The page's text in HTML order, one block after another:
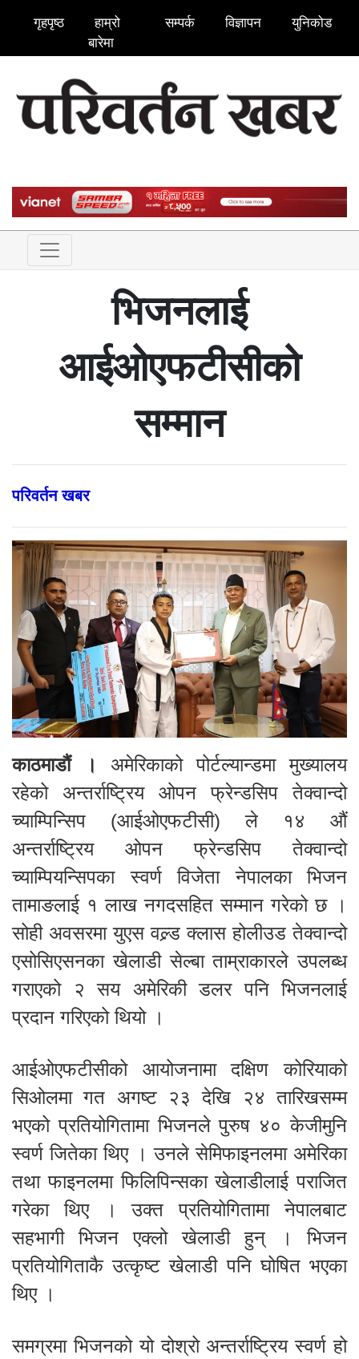
गृहपृष्ठ
हाम्रो
बारेमा
सम्पर्क विज्ञापन युनिकोड
भिजनलाई
आईओएफटीसीको
सम्मान
परिवर्तन खबर
काठमाडौं ।
अमेरिकाको पोर्टल्यान्डमा मुख्यालय
रहेको अन्तर्राष्ट्रिय ओपन फ्रेन्डसिप तेक्वान्दो
च्याम्पिन्सिप (आईओएफटीसी) ले १४ औं
अन्तर्राष्ट्रिय ओपन फ्रेन्डसिप तेक्वान्दो
च्याम्पियन्सिपका स्वर्ण विजेता नेपालका भिजन
तामाङलाई १ लाख नगदसहित सम्मान गरेको छ ।
सोही अवसरमा युएस वल्र्ड क्लास होलीउड तेक्वान्दो
एसोसिएसनका खेलाडी सेल्बा ताम्राकारले उपलब्ध
गराएको २ सय अमेरिकी डलर पनि भिजनलाई
प्रदान गरिएको थियो ।
आईओएफटीसीको आयोजनामा दक्षिण कोरियाको
सिओलमा गत अगष्ट २३ देखि २४ तारिखसम्म
भएको प्रतियोगितामा भिजनले पुरुष ४० केजीमुनि
स्वर्ण जितेका थिए । उनले सेमिफाइनलमा अमेरिका
तथा फाइनलमा फिलिपिन्सका खेलाडीलाई पराजित
गरेका थिए । उक्त प्रतियोगितामा नेपालबाट
सहभागी भिजन एक्लो खेलाडी हुन् । भिजन
प्रतियोगिताकै उत्कृष्ट खेलाडी पनि घोषित भएका
थिए ।
समग्रमा भिजनको यो दोश्रो अन्तर्राष्ट्रिय स्वर्ण हो